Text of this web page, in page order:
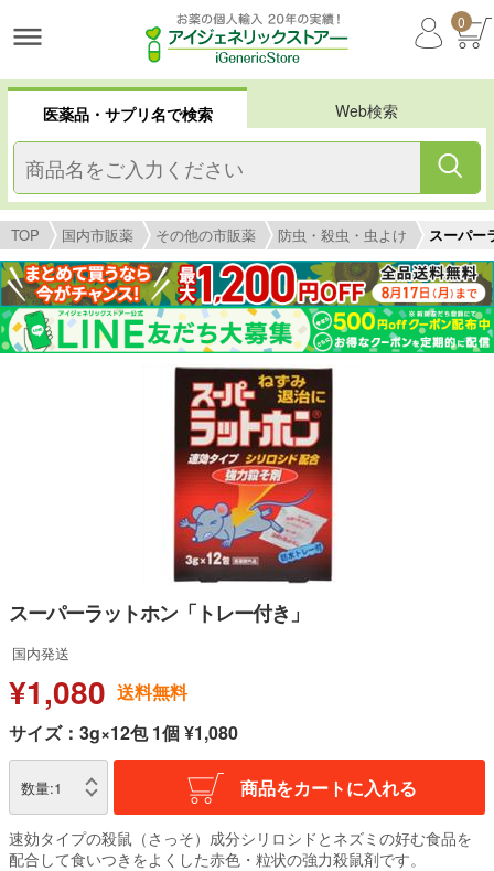
0
医薬品・サプリ名で検索 Web検索
TOP 国内市販薬 その他の市販薬 防虫・殺虫・虫よけ スーパー
スーパーラットホン「トレー付き」
国内発送
¥1,080 送料無料
サイズ：3g×12包 1個 ¥1,080
数量:1 商品をカートに入れる
速効タイプの殺鼠（さっそ）成分シリロシドとネズミの好む食品を
配合して食いつきをよくした赤色・粒状の強力殺鼠剤です。